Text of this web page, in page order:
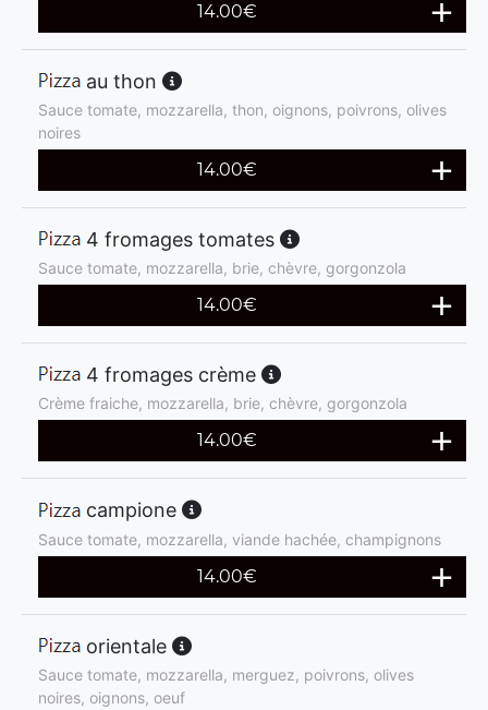
14.00€
au thon
Sauce tomate, mozzarella, thon, oignons, poivrons, olives
noires
14.00€
4 fromages tomates
Sauce tomate, mozzarella, brie, chèvre, gorgonzola
14.00€
4 fromages crème
Crème fraiche, mozzarella, brie, chèvre, gorgonzola
14.00€
campione
Sauce tomate, mozzarella, viande hachée, champignons
14.00€
orientale
Sauce tomate, mozzarella, merguez, poivrons, olives
noires, oignons, oeuf